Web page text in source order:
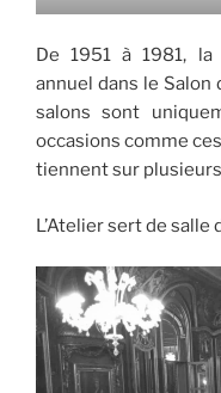
De 1951 à 1981,
annuel dans le Salon
salons sont
occasions comme
tiennent sur
L’Atelier sert de salle